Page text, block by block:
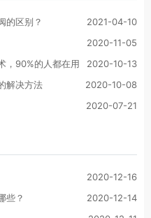
的区别？
2021-04-10
2020-11-05
，90%的人都在用
2020-10-13
解决方法
2020-10-08
2020-07-21
2020-12-16
些？
2020-12-14